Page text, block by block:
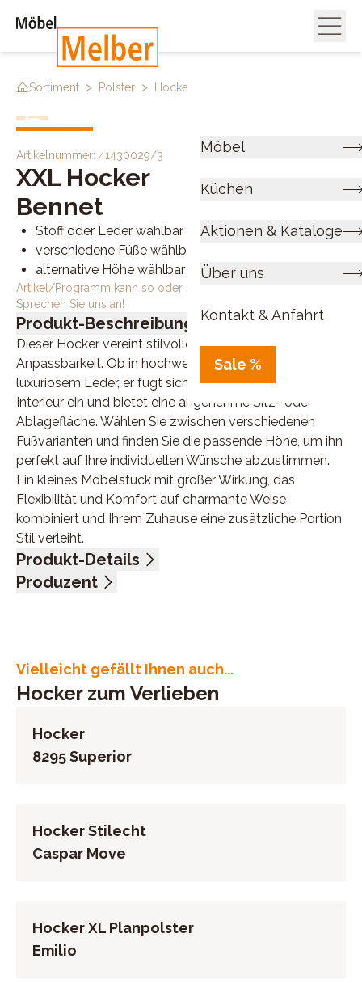
Möbel
Küchen
Aktionen & Kataloge
Über uns
Kontakt & Anfahrt
Sale %
Sortiment > Polster > Hocker
Artikelnummer: 41430029/3
XXL Hocker
Bennet
Stoff oder Leder wählbar
verschiedene Füße wählbar
alternative Höhe wählbar
Artikel/Programm kann so oder so ähnlich bestellt werden.
Sprechen Sie uns an!
Produkt-Beschreibung
Dieser Hocker vereint stilvolle Eleganz mit vielseitiger
Anpassbarkeit. Ob in hochwertigem Stoff oder
luxuriösem Leder, er fügt sich harmonisch in jedes
Interieur ein und bietet eine angenehme Sitz- oder
Ablagefläche. Wählen Sie zwischen verschiedenen
Fußvarianten und finden Sie die passende Höhe, um ihn
perfekt auf Ihre individuellen Wünsche abzustimmen.
Ein kleines Möbelstück mit großer Wirkung, das
Flexibilität und Komfort auf charmante Weise
kombiniert und Ihrem Zuhause eine zusätzliche Portion
Stil verleiht.
Produkt-Details
Webstoff, Nutzschicht 100% Polyester, Farbe silver, Sitz
Produzent
E-Mail-Adresse: finance@polipol.de
UID (Umsatzsteuer-Identifikationsnummer): DE
815587794
Vielleicht gefällt Ihnen auch...
Hocker zum Verlieben
Hocker
8295 Superior
Hocker Stilecht
Caspar Move
Hocker XL Planpolster
Emilio